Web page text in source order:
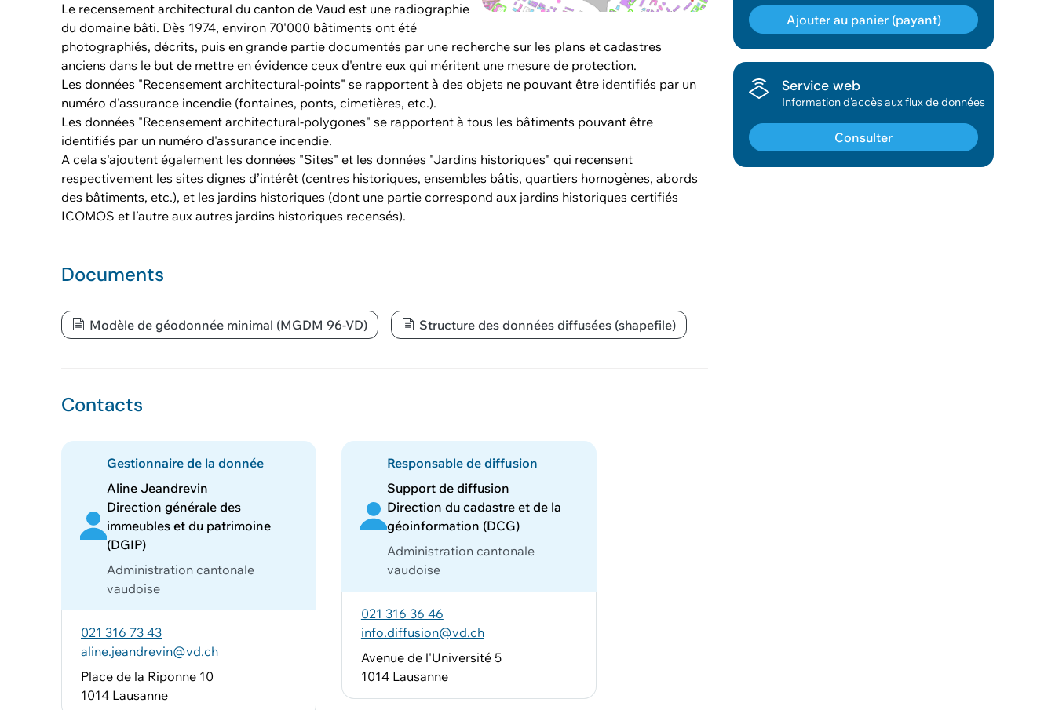
Le recensement architectural du canton de Vaud est une radiographie
du domaine bâti. Dès 1974, environ 70'000 bâtiments ont été
photographiés, décrits, puis en grande partie documentés par une recherche sur les plans et cadastres
anciens dans le but de mettre en évidence ceux d'entre eux qui méritent une mesure de protection.
Les données "Recensement architectural-points" se rapportent à des objets ne pouvant être identifiés par un
numéro d'assurance incendie (fontaines, ponts, cimetières, etc.).
Les données "Recensement architectural-polygones" se rapportent à tous les bâtiments pouvant être
identifiés par un numéro d'assurance incendie.
A cela s'ajoutent également les données "Sites" et les données "Jardins historiques" qui recensent
respectivement les sites dignes d’intérêt (centres historiques, ensembles bâtis, quartiers homogènes, abords
des bâtiments, etc.), et les jardins historiques (dont une partie correspond aux jardins historiques certifiés
ICOMOS et l’autre aux autres jardins historiques recensés).
Documents
Modèle de géodonnée minimal (MGDM 96-VD) Structure des données diffusées (shapefile)
Contacts
Gestionnaire de la donnée
Aline Jeandrevin
Direction générale des
immeubles et du patrimoine
(DGIP)
Administration cantonale
vaudoise
021 316 73 43
aline.jeandrevin@vd.ch
Place de la Riponne 10
1014 Lausanne
Responsable de diffusion
Support de diffusion
Direction du cadastre et de la
géoinformation (DCG)
Administration cantonale
vaudoise
021 316 36 46
info.diffusion@vd.ch
Avenue de l'Université 5
1014 Lausanne
Ajouter au panier (payant)
Géodonnée ajoutée au panier !
Voir le panier
Service web
Information d’accès aux flux de données
Consulter